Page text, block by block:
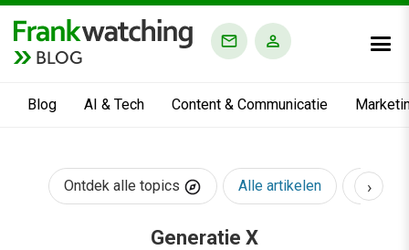
BLOG
Blog AI & Tech Content & Communicatie
Ontdek alle topics Alle artikelen AI &
›
Generatie X